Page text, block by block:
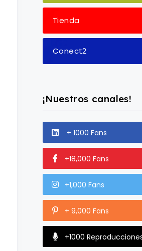
Tienda
Conect2
¡Nuestros canales!
+ 1000 Fans
+18,000 Fans
+1,000 Fans
+ 9,000 Fans
+1000